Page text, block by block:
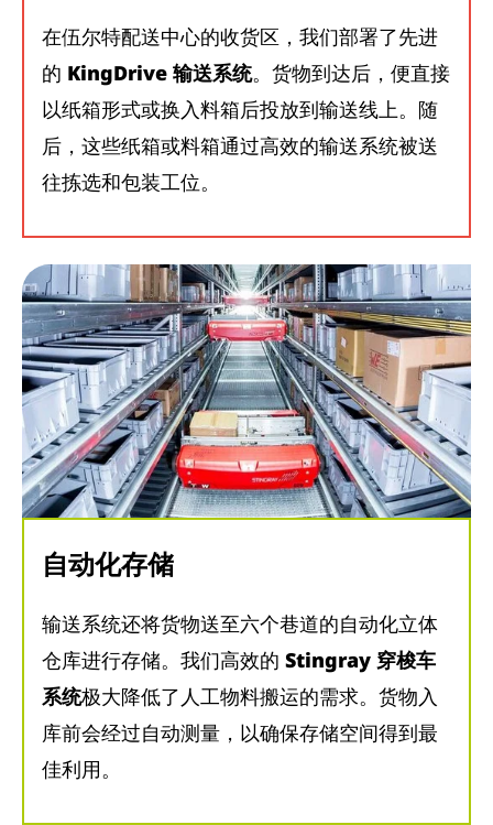
在伍尔特配送中心的收货区，我们部署了先进
的 KingDrive 输送系统。货物到达后，便直接
以纸箱形式或换入料箱后投放到输送线上。随
后，这些纸箱或料箱通过高效的输送系统被送
往拣选和包装工位。
自动化存储
输送系统还将货物送至六个巷道的自动化立体
仓库进行存储。我们高效的 Stingray 穿梭车
系统极大降低了人工物料搬运的需求。货物入
库前会经过自动测量，以确保存储空间得到最
佳利用。